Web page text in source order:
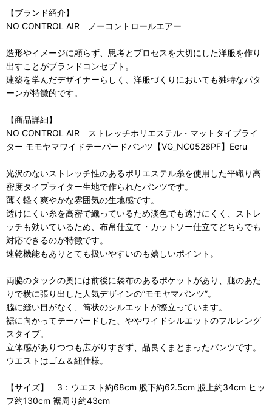
【ブランド紹介】
NO CONTROL AIR ノーコントロールエアー
造形やイメージに頼らず、思考とプロセスを大切にした洋服を作り
出すことがブランドコンセプト。
建築を学んだデザイナーらしく、洋服づくりにおいても独特なパタ
ーンが特徴的です。
【商品詳細】
NO CONTROL AIR ストレッチポリエステル・マットタイプライ
ター モモヤマワイドテーパードパンツ【VG_NC0526PF】Ecru
光沢のないストレッチ性のあるポリエステル糸を使用した平織り高
密度タイプライター生地で作られたパンツです。
薄く軽く爽やかな雰囲気の生地感です。
透けにくい糸を高密で織っているため淡色でも透けにくく、ストレ
ッチも効いているため、布帛仕立て・カットソー仕立てどちらでも
対応できるのが特徴です。
速乾機能もありとても扱いやすいのも嬉しいポイント。
両脇のタックの奥には前後に袋布のあるポケットがあり、腿のあた
りで横に張り出した人気デザインの“モモヤマパンツ”。
脇に縫い目がなく、筒状のシルエットが際立っています。
裾に向かってテーパードした、ややワイドシルエットのフルレング
スタイプ。
立体感がありつつも広がりすぎず、品良くまとまったパンツです。
ウエストはゴム＆紐仕様。
【サイズ】 3：ウエスト約68cm 股下約62.5cm 股上約34cm ヒッ
プ約130cm 裾周り約43cm